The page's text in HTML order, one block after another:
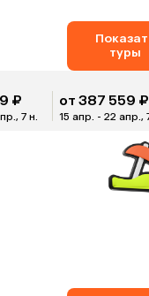
туры
₽
7 н.
от 387 559 ₽
15 апр. - 22 апр.,